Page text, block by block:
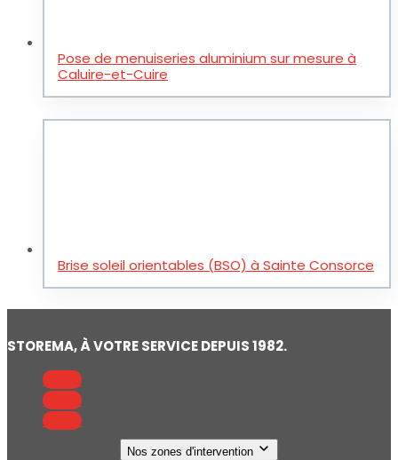
Pose de menuiseries aluminium sur mesure à
Caluire-et-Cuire
Brise soleil orientables (BSO) à Sainte Consorce
STOREMA, À VOTRE SERVICE DEPUIS 1982.
Suivre
Suivre
Suivre
Nos zones d'intervention